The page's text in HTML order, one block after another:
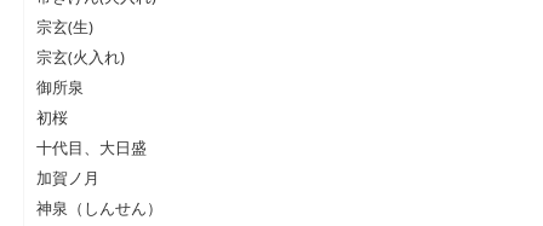
宗玄(生)
宗玄(火入れ)
御所泉
初桜
十代目、大日盛
加賀ノ月
神泉（しんせん）